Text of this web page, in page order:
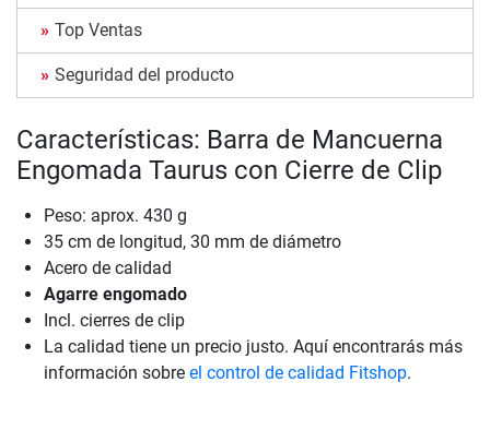
Top Ventas
Seguridad del producto
Características: Barra de Mancuerna
Engomada Taurus con Cierre de Clip
Peso: aprox. 430 g
35 cm de longitud, 30 mm de diámetro
Acero de calidad
Agarre engomado
Incl. cierres de clip
La calidad tiene un precio justo. Aquí encontrarás más
información sobre el control de calidad Fitshop.